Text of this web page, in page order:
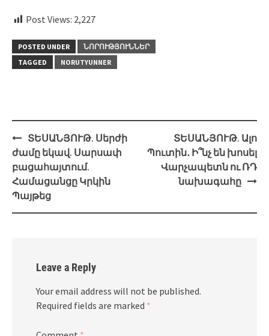
Post Views: 2,227
POSTED UNDER
ՆՈՐՈՒԹՅՈՒՆՆԵՐ
TAGGED
NORUTYUNNER
Post
navigation
ՏԵՍԱՆՅՈՒԹ. Սերժի
ժամը եկավ. Սարսափ
բացահայտում.
Համացանցը Կրկին
Պայթեց
ՏԵՍԱՆՅՈՒԹ. Ալո
Պուտին․ Ի՞նչ են խոսել
Վարչապետն ու ՌԴ
նախագահը
Leave a Reply
Your email address will not be published.
Required fields are marked *